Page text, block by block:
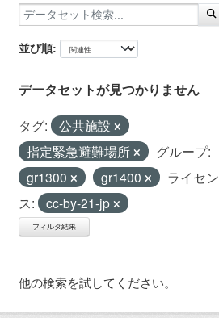
並び順
データセットが見つかりません
タグ:
公共施設
指定緊急避難場所
グループ:
gr1300
gr1400
ライセン
ス:
cc-by-21-jp
フィルタ結果
他の検索を試してください。